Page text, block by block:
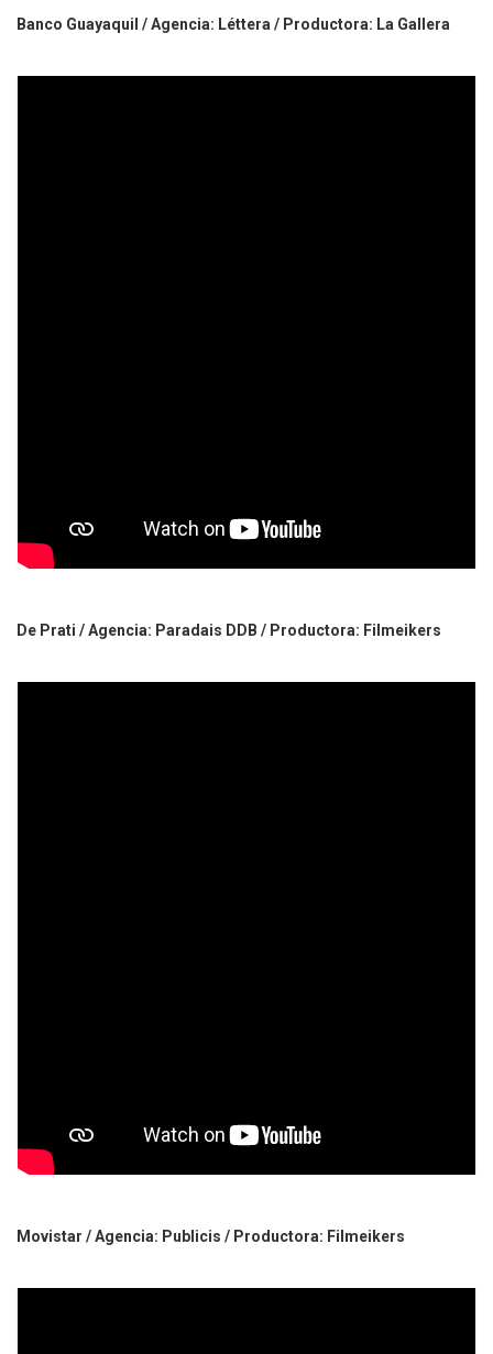
Banco Guayaquil / Agencia: Léttera / Productora: La Gallera
De Prati / Agencia: Paradais DDB / Productora: Filmeikers
Movistar / Agencia: Publicis / Productora: Filmeikers